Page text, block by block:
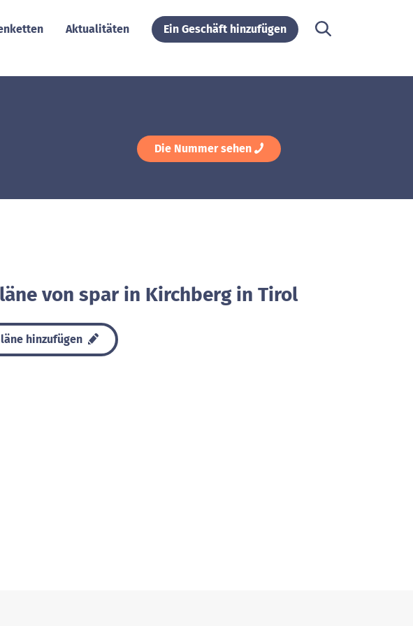
Aktualitäten Ein Geschäft hinzufügen
Die Nummer sehen
von spar in Kirchberg in Tirol
hinzufügen